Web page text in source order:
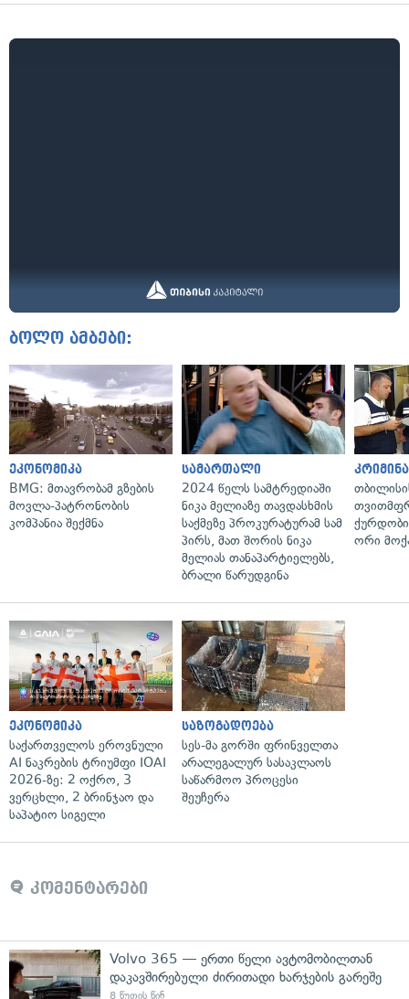
ბოლო ამბები:
ეკონომიკა
BMG: მთავრობამ გზების
მოვლა-პატრონობის
კომპანია შექმნა
სამართალი
2024 წელს სამტრედიაში
ნიკა მელიაზე თავდასხმის
საქმეზე პროკურატურამ სამ
პირს, მათ შორის ნიკა
მელიას თანაპარტიელებს,
ბრალი წარუდგინა
ორი
ეკონომიკა
საქართველოს ეროვნული
AI ნაკრების ტრიუმფი IOAI
2026-ზე: 2 ოქრო, 3
ვერცხლი, 2 ბრინჯაო და
საპატიო სიგელი
საზოგადოება
სეს-მა გორში ფრინველთა
არალეგალურ სასაკლაოს
საწარმოო პროცესი
შეუჩერა
კომენტარები
Volvo 365 — ერთი წელი ავტომობილთან
დაკავშირებული ძირითადი ხარჯების გარეშე
8 წუთის წინ